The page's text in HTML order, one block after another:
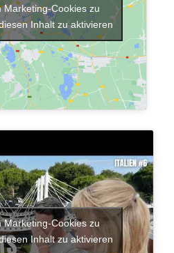
Marketing-Cookies zu
Inhalt zu aktivieren
Marketing-Cookies zu
Inhalt zu aktivieren